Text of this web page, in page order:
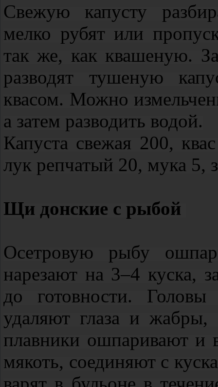
Свежую капусту
мелко рубят или
так же, как квашеную.
разводят тушеную
квасом. Можно
а затем разводить водой.
Капуста свежая 200,
лук репчатый 20, мука 5,
Щи донские с рыбой
Осетровую рыбу
нарезают на 3–4 куска,
до готовности.
удаляют глаза и
плавники ошпаривают и
мякоть, соединяют с